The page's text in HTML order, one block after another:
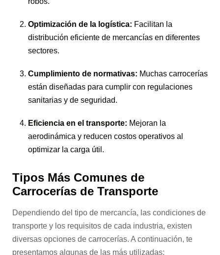
Optimización de la logística: Facilitan la
distribución eficiente de mercancías en diferentes
sectores.
Cumplimiento de normativas: Muchas carrocerías
están diseñadas para cumplir con regulaciones
sanitarias y de seguridad.
Eficiencia en el transporte: Mejoran la
aerodinámica y reducen costos operativos al
optimizar la carga útil.
Tipos Más Comunes de
Carrocerías de Transporte
Dependiendo del tipo de mercancía, las condiciones de
transporte y los requisitos de cada industria, existen
diversas opciones de carrocerías. A continuación, te
presentamos algunas de las más utilizadas: